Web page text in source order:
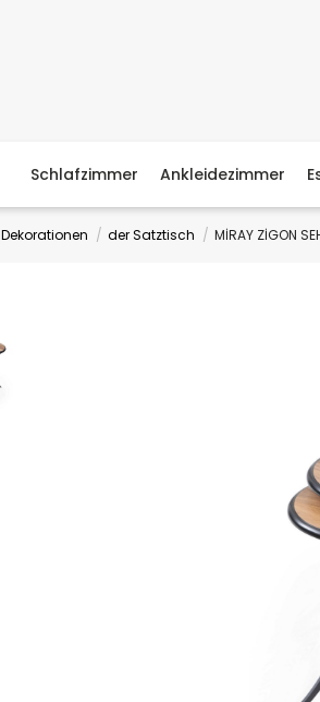
Schlafzimmer Ankleidezimmer
Dekorationen der Satztisch MİRAY ZİGON